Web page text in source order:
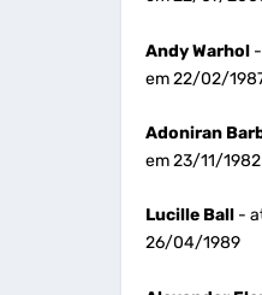
Andy Warhol-
em 22/02/
Adoniran
em 23/11/1982
Lucille Ball-
26/04/1989